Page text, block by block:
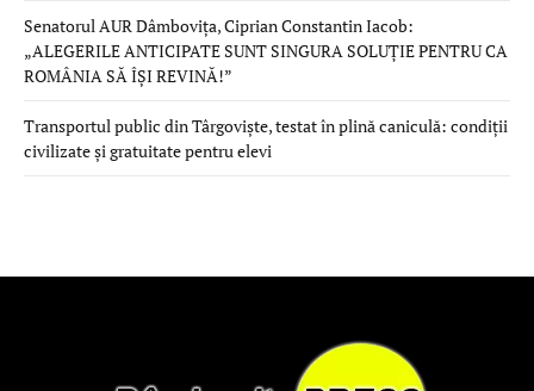
Senatorul AUR Dâmbovița, Ciprian Constantin Iacob:
„ALEGERILE ANTICIPATE SUNT SINGURA SOLUȚIE PENTRU CA
ROMÂNIA SĂ ÎȘI REVINĂ!”
Transportul public din Târgoviște, testat în plină caniculă: condiții
civilizate și gratuitate pentru elevi